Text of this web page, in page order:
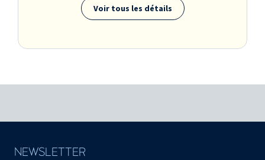
Voir tous les détails
NEWSLETTER